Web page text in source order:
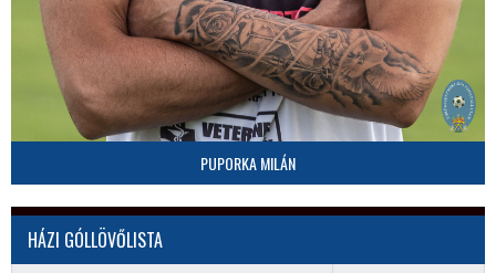
PUPORKA MILÁN
HÁZI GÓLLÖVŐLISTA